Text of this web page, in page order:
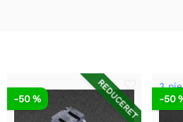
REDUCERET
-50 %
3
-50